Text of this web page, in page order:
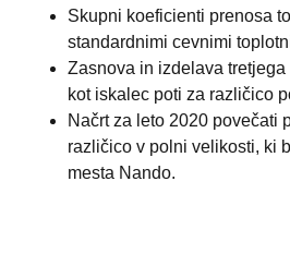
Skupni koeficienti prenosa
standardnimi cevnimi
Zasnova in izdelava
kot iskalec poti za različico
Načrt za leto 2020 povečati
različico v polni velikosti, ki
mesta Nando.